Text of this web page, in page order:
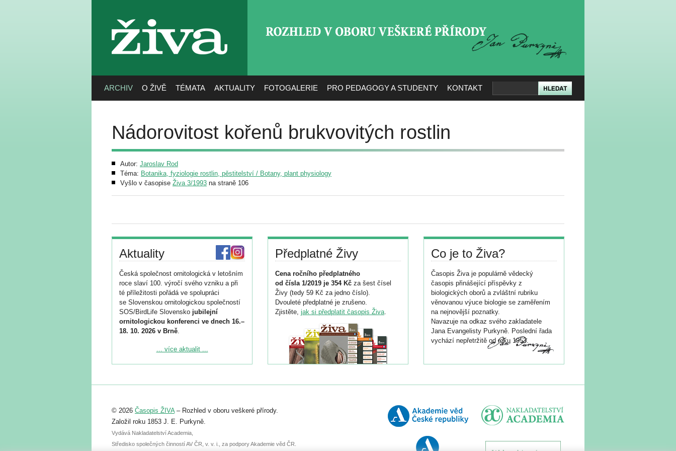
živa
ARCHIV O ŽIVĚ TÉMATA AKTUALITY FOTOGALERIE PRO PEDAGOGY A STUDENTY KONTAKT
Nádorovitost kořenů brukvovitých rostlin
Autor: Jaroslav Rod
Téma: Botanika, fyziologie rostlin, pěstitelství / Botany, plant physiology
Vyšlo v časopise Živa 3/1993 na straně 106
Aktuality
Česká společnost ornitologická v letošním
roce slaví 100. výročí svého vzniku a při
té příležitosti pořádá ve spolupráci
se Slovenskou ornitologickou společností
SOS/BirdLife Slovensko jubilejní
ornitologickou konferenci ve dnech 16.–
18. 10. 2026 v Brně.
Podrobnější informace ke konferenci
Registrovat se můžete do 6. září.
abstraktu přihlášené přednášky nebo
posteru je už 30. června.
... více aktualit ...
Předplatné Živy
Cena ročního předplatného
od čísla 1/2019 je 354 Kč za šest čísel
Živy (tedy 59 Kč za jedno číslo).
Dvouleté předplatné je zrušeno.
Zjistěte, jak si předplatit časopis Živa.
Co je to Živa?
Časopis Živa je populárně vědecký
časopis přinášející příspěvky z
biologických oborů a zvláštní rubriku
věnovanou výuce biologie se zaměřením
na nejnovější poznatky.
Navazuje na odkaz svého zakladatele
Jana Evangelisty Purkyně. Poslední řada
vychází nepřetržitě od roku 1953.
© 2026 Časopis ŽIVA– Rozhled v oboru veškeré přírody.
Založil roku 1853 J. E. Purkyně.
Vydává Nakladatelství Academia,
Středisko společných činností AV ČR, v. v. i., za podpory Akademie věd ČR.